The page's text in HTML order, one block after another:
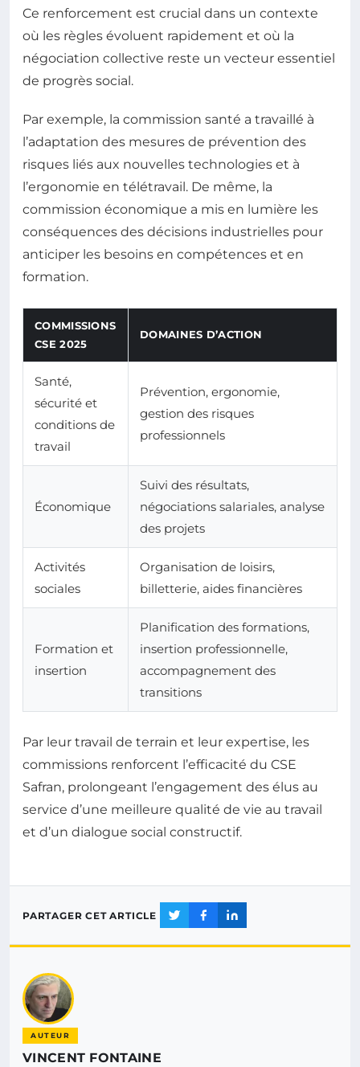
Ce renforcement est crucial dans un contexte
où les règles évoluent rapidement et où la
négociation collective reste un vecteur essentiel
de progrès social.
Par exemple, la commission santé a travaillé à
l’adaptation des mesures de prévention des
risques liés aux nouvelles technologies et à
l’ergonomie en télétravail. De même, la
commission économique a mis en lumière les
conséquences des décisions industrielles pour
anticiper les besoins en compétences et en
formation.
COMMISSIONS
CSE 2025
DOMAINES D’ACTION
Santé,
sécurité et
conditions de
travail
Prévention, ergonomie,
gestion des risques
professionnels
Économique
Suivi des résultats,
négociations salariales, analyse
des projets
Activités
sociales
Organisation de loisirs,
billetterie, aides financières
Formation et
insertion
Planification des formations,
insertion professionnelle,
accompagnement des
transitions
Par leur travail de terrain et leur expertise, les
commissions renforcent l’efficacité du CSE
Safran, prolongeant l’engagement des élus au
service d’une meilleure qualité de vie au travail
et d’un dialogue social constructif.
PARTAGER CET ARTICLE
AUTEUR
VINCENT FONTAINE